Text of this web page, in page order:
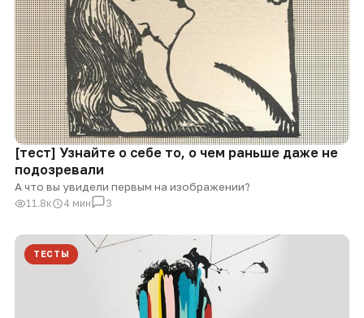
[тест] Узнайте о себе то, о чем раньше даже не
подозревали
А что вы увидели первым на изображении?
11.8к 4 мин 3
ТЕСТЫ